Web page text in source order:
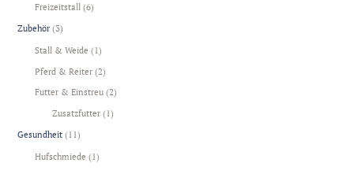
Freizeitstall (6)
Zubehör (3)
Stall & Weide (1)
Pferd & Reiter (2)
Futter & Einstreu (2)
Zusatzfutter (1)
Gesundheit (11)
Hufschmiede (1)